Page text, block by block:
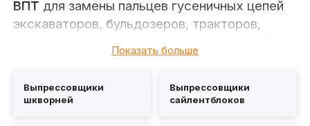
ВПТ для замены пальцев гусеничных цепей
экскаваторов, бульдозеров, тракторов,
«Автомотив» — оборудование с усилием
исполнениях:портальныеиС-образные
Показать больше
Выпрессовщики
шкворней
Выпрессовщики
сайлентблоков